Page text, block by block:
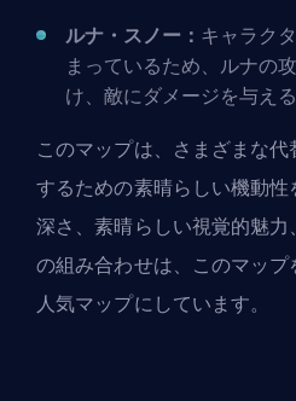
ルナ・スノー： キャラク
まっているため、ルナの
け、敵にダメージを与え
このマップは、さまざまな
するための素晴らしい機動
深さ、素晴らしい視覚的魅
の組み合わせは、このマッ
人気マップにしています。